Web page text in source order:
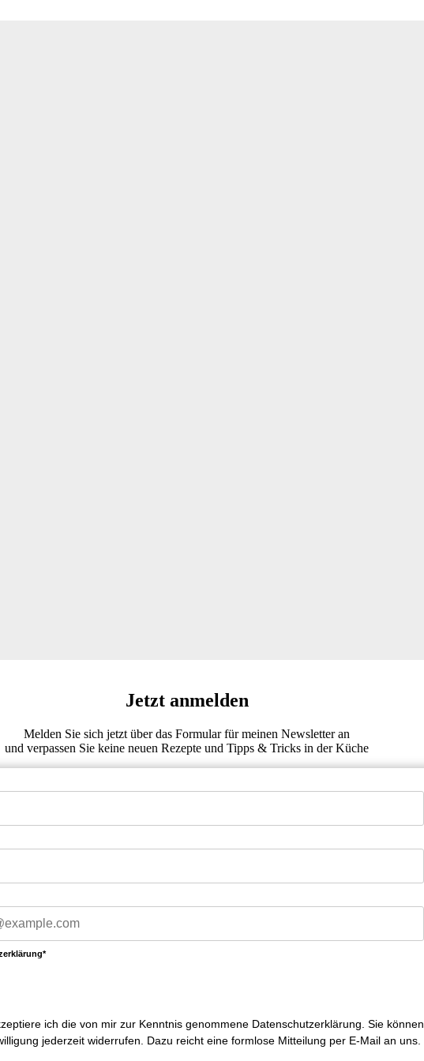
Jetzt anmelden
Melden Sie sich jetzt über das Formular für meinen Newsletter an
und verpassen Sie keine neuen Rezepte und Tipps & Tricks in der Küche
ich die von mir zur Kenntnis genommene Datenschutzerklärung. Sie können
jederzeit widerrufen. Dazu reicht eine formlose Mitteilung per E-Mail an uns.